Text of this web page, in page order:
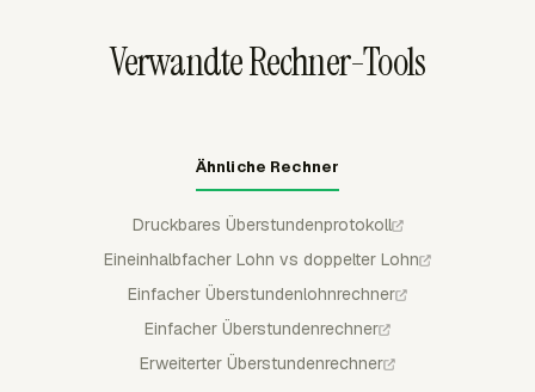
Verwandte Rechner-Tools
Ähnliche Rechner
Druckbares Überstundenprotokoll
Eineinhalbfacher Lohn vs doppelter Lohn
Einfacher Überstundenlohnrechner
Einfacher Überstundenrechner
Erweiterter Überstundenrechner